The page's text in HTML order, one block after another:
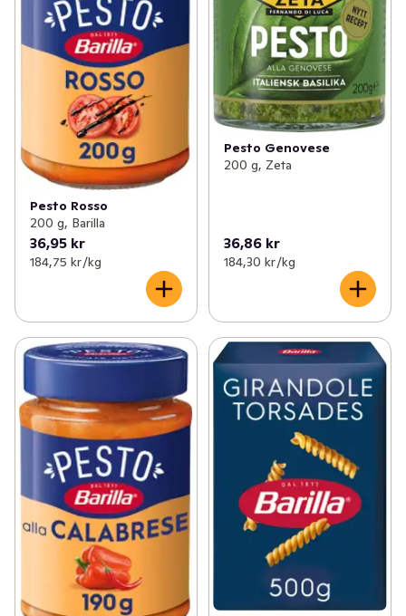
Pesto Rosso
200 g, Barilla
36,95 kr
184,75 kr /kg
Pesto Genovese
200 g, Zeta
36,86 kr
184,30 kr /kg